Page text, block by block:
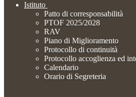
Istituto
Patto di corresponsabilità
PTOF 2025/2028
RAV
Piano di Miglioramento
Protocollo di continuità
Protocollo accoglienza ed
Calendario
Orario di Segreteria